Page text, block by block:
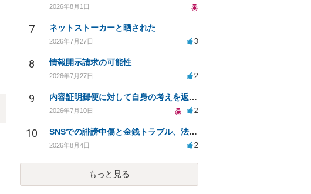
2026年8月1日
7 ネットストーカーと晒された
2026年7月27日 3
8 情報開示請求の可能性
2026年7月27日 2
9 内容証明郵便に対して自身の考えを返答しなければなりませんか？
2026年7月10日 2
10 SNSでの誹謗中傷と金銭トラブル、法的対応の相談
2026年8月4日 2
もっと見る